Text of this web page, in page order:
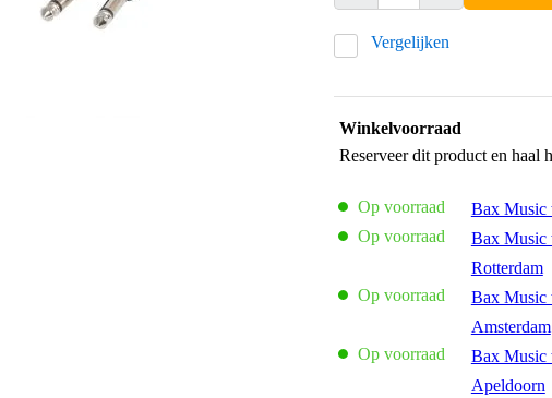
Vergelijken
Winkelvoorraad
Reserveer dit product en haal
Op voorraad Bax Music
Op voorraad
Bax Music
Rotterdam
Op voorraad
Bax Music
Amsterdam
Op voorraad
Bax Music
Apeldoorn